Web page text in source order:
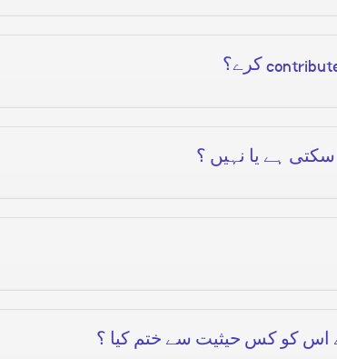
کرے؟
سکتی ہے یا نہیں ؟
کو کس حیثیت سے ختم کیا ؟